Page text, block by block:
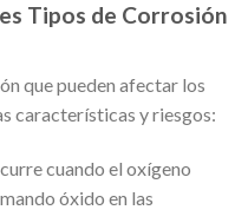
Tipos de Corrosión
que pueden afectar los
características y riesgos:
cuando el oxígeno
óxido en las